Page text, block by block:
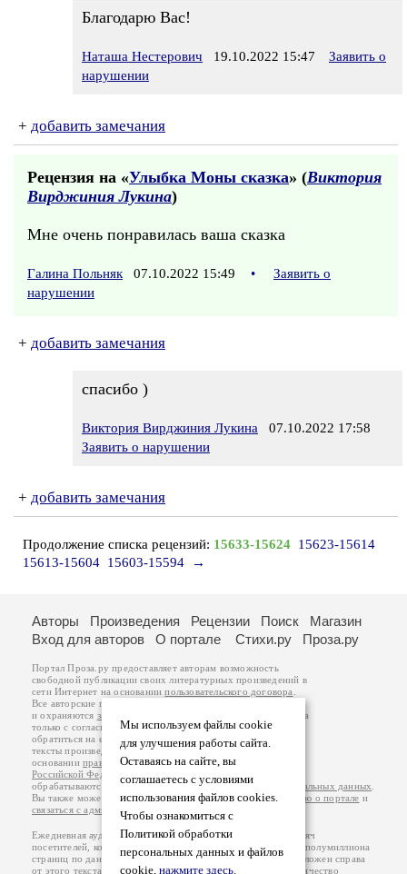
Благодарю Вас!
Наташа Нестерович 19.10.2022 15:47
Заявить о
нарушении
+ добавить замечания
Рецензия на «Улыбка Моны сказка» (Виктория
Вирджиния Лукина)
Мне очень понравилась ваша сказка
Галина Польняк 07.10.2022 15:49 •
Заявить о
нарушении
+ добавить замечания
спасибо )
Виктория Вирджиния Лукина 07.10.2022 17:58
Заявить о нарушении
+ добавить замечания
Продолжение списка рецензий: 15633-15624 15623-15614
15613-15604 15603-15594 →
Мы используем файлы cookie
для улучшения работы сайта.
Оставаясь на сайте, вы
соглашаетесь с условиями
использования файлов cookies.
Чтобы ознакомиться с
Политикой обработки
персональных данных и файлов
cookie, нажмите здесь.
Авторы Произведения Рецензии Поиск
Магазин
Вход для авторов
О портале Стихи.ру Проза.ру
Портал Проза.ру предоставляет авторам возможность
свободной публикации своих литературных произведений в
сети Интернет на основаниипользовательского договора
Все авторские права на произведения принадлежат авторам
и охраняются законом
. Перепечатка произведений возможна
только с согласия его автора, к которому вы можете
обратиться на его авторской странице. Ответственность за
тексты произведений авторы несут самостоятельно на
основанииправил публикацииизаконодательства
Российской Федерации
обрабатываются на основанииПолитики обработки персональных данных
Вы также можете посмотреть более подробнуюинформацию о портале и
связаться с администрацией
Ежедневная аудитория портала Проза.ру – порядка 100 тысяч
посетителей, которые в общей сумме просматривают более полумиллиона
страниц по данным счетчика посещаемости, который расположен справа
от этого текста. В каждой графе указано по две цифры: количество